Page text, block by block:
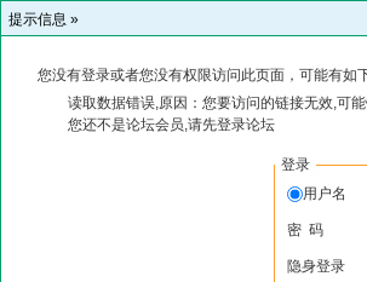
提示信息 »
您没有登录或者您没有权限访问此页面，可能有如
读取数据错误,原因：您要访问的链接无效,可
您还不是论坛会员,请先登录论坛
登录
用户名
密 码
隐身登录